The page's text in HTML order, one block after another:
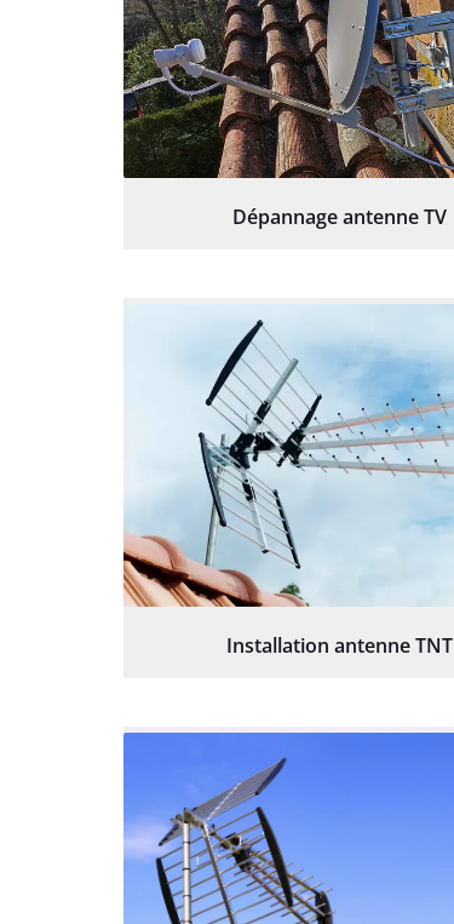
Dépannage antenne TV
Installation antenne TNT